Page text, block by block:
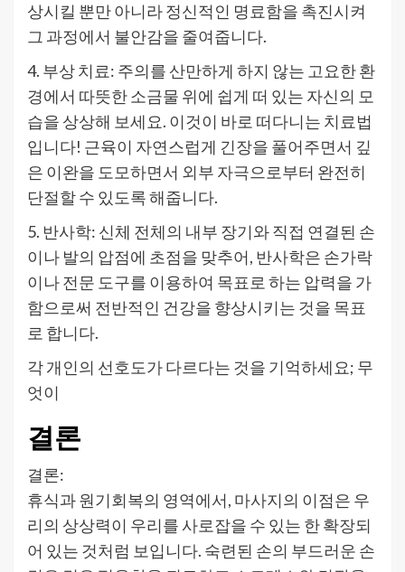
상시킬 뿐만 아니라 정신적인 명료함을 촉진시켜
그 과정에서 불안감을 줄여줍니다.
4. 부상 치료: 주의를 산만하게 하지 않는 고요한 환
경에서 따뜻한 소금물 위에 쉽게 떠 있는 자신의 모
습을 상상해 보세요. 이것이 바로 떠다니는 치료법
입니다! 근육이 자연스럽게 긴장을 풀어주면서 깊
은 이완을 도모하면서 외부 자극으로부터 완전히
단절할 수 있도록 해줍니다.
5. 반사학: 신체 전체의 내부 장기와 직접 연결된 손
이나 발의 압점에 초점을 맞추어, 반사학은 손가락
이나 전문 도구를 이용하여 목표로 하는 압력을 가
함으로써 전반적인 건강을 향상시키는 것을 목표
로 합니다.
각 개인의 선호도가 다르다는 것을 기억하세요; 무
엇이
결론
결론:
휴식과 원기회복의 영역에서, 마사지의 이점은 우
리의 상상력이 우리를 사로잡을 수 있는 한 확장되
어 있는 것처럼 보입니다. 숙련된 손의 부드러운 손